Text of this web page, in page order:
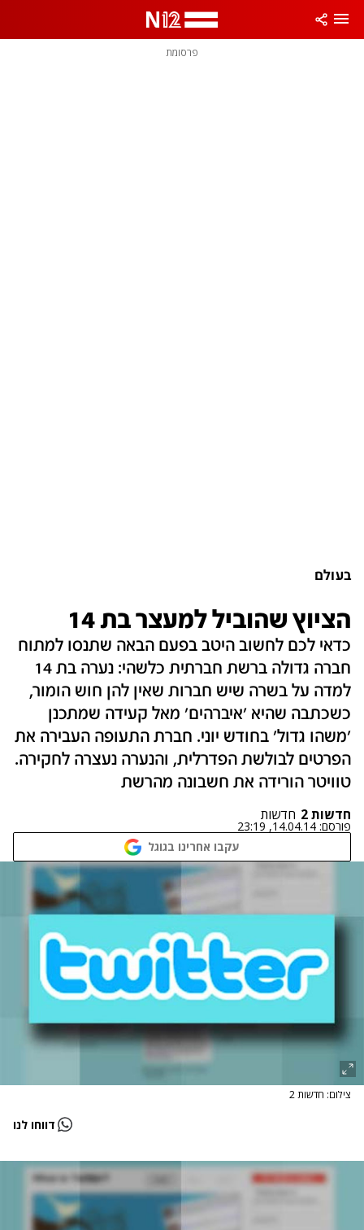
פרסומת
בעולם
הציוץ שהוביל למעצר בת 14
כדאי לכם לחשוב היטב בפעם הבאה שתנסו למתוח
חברה גדולה ברשת חברתית כלשהי: נערה בת 14
למדה על בשרה שיש חברות שאין להן חוש הומור,
כשכתבה שהיא 'איברהים' מאל קעידה שמתכנן
'משהו גדול' בחודש יוני. חברת התעופה העבירה את
הפרטים לבולשת הפדרלית, והנערה נעצרה לחקירה.
טוויטר הורידה את חשבונה מהרשת
חדשות 2 חדשות
פורסם: 14.04.14, 23:19
עקבו אחרינו בגוגל
צילום: חדשות 2
דווחו לנו